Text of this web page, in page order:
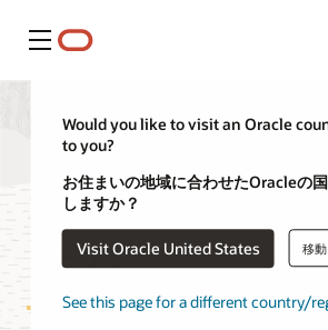
メニュー
Would you like to visit an Oracle
to you?
お住まいの地域に合わせたOracleの
しますか？
Visit Oracle United States 移
See this page for a different country/
メディア・
ーム